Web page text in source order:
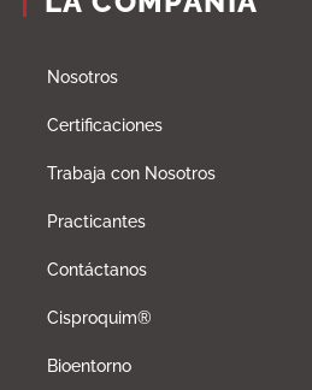
Nosotros
Certificaciones
Trabaja con Nosotros
Practicantes
Contáctanos
Cisproquim®
Bioentorno